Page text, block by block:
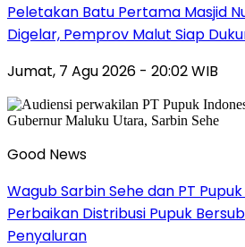
Peletakan Batu Pertama Masjid
Digelar, Pemprov Malut Siap
Jumat, 7 Agu 2026 - 20:02 WIB
Good News
Wagub Sarbin Sehe dan PT
Perbaikan Distribusi Pupuk
Penyaluran